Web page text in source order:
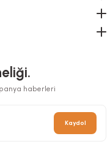
haberleri
Kaydol